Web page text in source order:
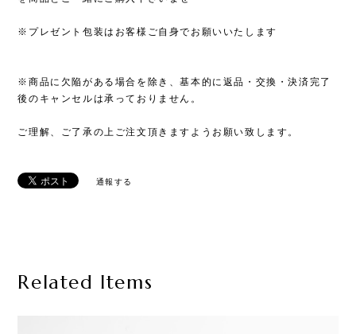
※プレゼント包装はお客様ご自身でお願いいたします
※商品に欠陥がある場合を除き、基本的に返品・交換・決済完了
後のキャンセルは承っておりません。
ご理解、ご了承の上ご注文頂きますようお願い致します。
通報する
Related Items